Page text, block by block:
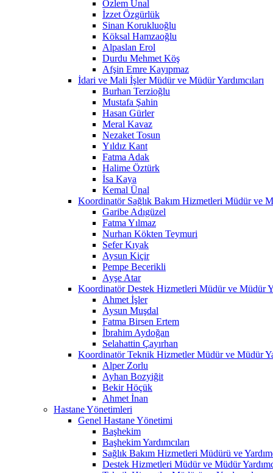
Özlem Ünal
İzzet Özgürlük
Sinan Korukluoğlu
Köksal Hamzaoğlu
Alpaslan Erol
Durdu Mehmet Köş
Afşin Emre Kayıpmaz
İdari ve Mali İşler Müdür ve Müdür Yardımcıları
Burhan Terzioğlu
Mustafa Şahin
Hasan Gürler
Meral Kavaz
Nezaket Tosun
Yıldız Kant
Fatma Adak
Halime Öztürk
İsa Kaya
Kemal Ünal
Koordinatör Sağlık Bakım Hizmetleri Müdür ve
Garibe Adıgüzel
Fatma Yılmaz
Nurhan Kökten Teymuri
Sefer Kıyak
Aysun Kiçir
Pempe Becerikli
Ayşe Atar
Koordinatör Destek Hizmetleri Müdür ve Müdür
Ahmet İşler
Aysun Muşdal
Fatma Birsen Ertem
İbrahim Aydoğan
Selahattin Çayırhan
Koordinatör Teknik Hizmetler Müdür ve Müdür
Alper Zorlu
Ayhan Bozyiğit
Bekir Höçük
Ahmet İnan
Hastane Yönetimleri
Genel Hastane Yönetimi
Başhekim
Başhekim Yardımcıları
Sağlık Bakım Hizmetleri Müdürü ve
Destek Hizmetleri Müdür ve Müdür